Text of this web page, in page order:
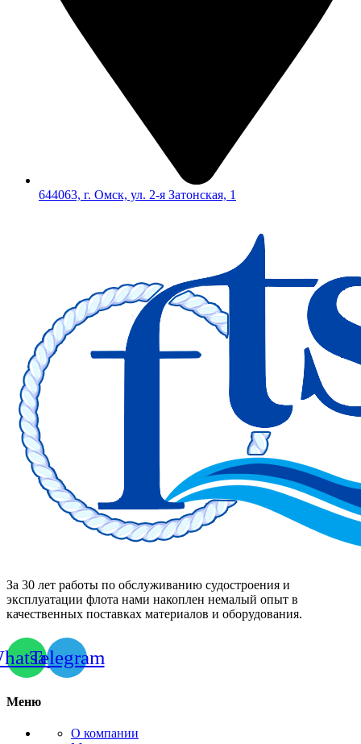
644063, г. Омск, ул. 2-я Затонская, 1
За 30 лет работы по обслуживанию судостроения и
эксплуатации флота нами накоплен немалый опыт в
качественных поставках материалов и оборудования.
Telegram
Меню
О компании